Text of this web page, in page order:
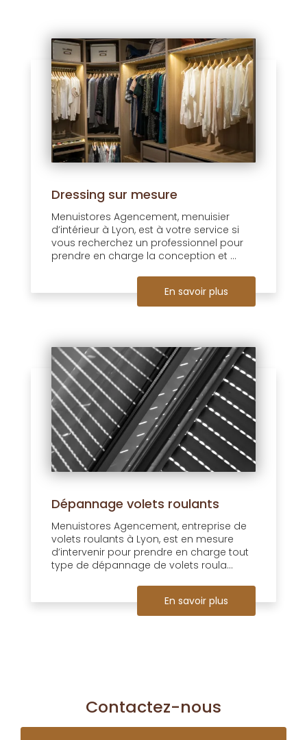
Dressing sur mesure
Menuistores Agencement, menuisier
d’intérieur à Lyon, est à votre service si
vous recherchez un professionnel pour
prendre en charge la conception et ...
En savoir plus
Dépannage volets roulants
Menuistores Agencement, entreprise de
volets roulants à Lyon, est en mesure
d’intervenir pour prendre en charge tout
type de dépannage de volets roula...
En savoir plus
Contactez-nous